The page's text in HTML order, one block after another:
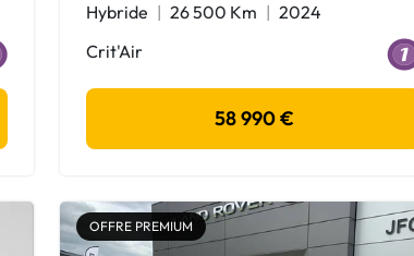
Hybride 26 500 Km
2024
Crit'Air
58 990 €
OFFRE PREMIUM